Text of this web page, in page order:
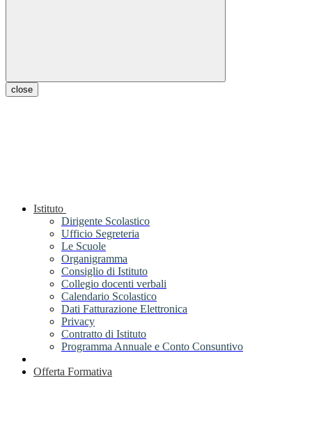
close
Istituto
Dirigente Scolastico
Ufficio Segreteria
Le Scuole
Organigramma
Consiglio di Istituto
Collegio docenti verbali
Calendario Scolastico
Dati Fatturazione Elettronica
Privacy
Contratto di Istituto
Programma Annuale e Conto Consuntivo
Offerta Formativa